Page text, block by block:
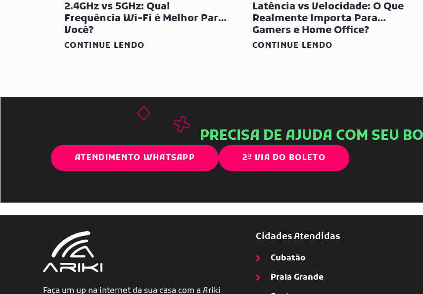
2.4GHz vs 5GHz: Qual
Frequência Wi-Fi é Melhor Para
Você?
CONTINUE LENDO
Latência vs Velocidade: O Que
Realmente Importa Para
Gamers e Home Office?
CONTINUE LENDO
PRECISA DE AJUDA COM SEU
ATENDIMENTO WHATSAPP 2ª VIA DO BOLETO
Faça um up na internet da sua casa com a Ariki
Cidades Atendidas
Cubatão
Praia Grande